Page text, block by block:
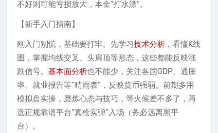
不好则可能亏损放大，本金“打水漂”。
【新手入门指南】
刚入门别慌，基础要打牢。先学习技术分析 ，看懂K线
图，掌握均线交叉、头肩顶等形态，这些都能反映涨
跌信号。 基本面分析也不能少，关注各国GDP、通胀
率、就业报告等“晴雨表”，反映货币强弱。前期多用
模拟盘实操，磨炼心态与技巧，等火候差不多了，再
选正规靠谱平台“真枪实弹”入场（务必远离黑平
台）。